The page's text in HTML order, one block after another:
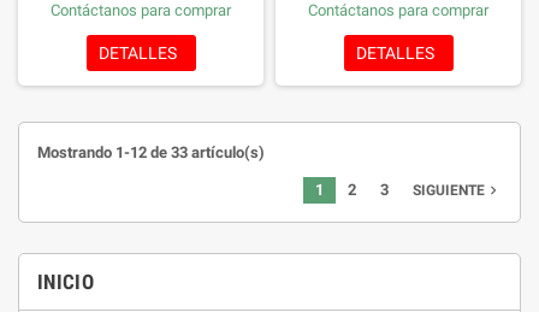
INICIO
fresco y enriquecido con la
Fórmula Provital, con prebióticos y
probióticos para promover la salud
intestinal y reforzar el sistema
Contáctanos para comprar
DETALLES
ingredientes frescos como
cordero y salmón, prebióticos y
probióticos para favorecer la
digestión y reforzar el sistema
Contáctanos para comprar
DETALLES
Mostrando 1-12 de 33 artículo(s)
1 2 3 SIGUIENTE navigate_next